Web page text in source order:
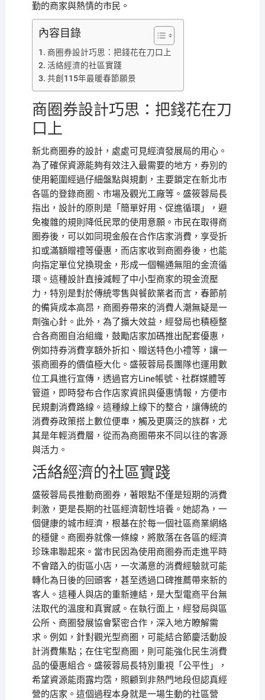
勤的商家與熱情的市民。
內容目錄
商圈券設計巧思：把錢花在刀口上
活絡經濟的社區實踐
共創115年最暖春節願景
商圈券設計巧思：把錢花在刀
口上
新北商圈券的設計，處處可見經濟發展局的用心。
為了確保資源能夠有效注入最需要的地方，券別的
使用範圍經過仔細盤點與規劃，主要鎖定在新北市
各區的登錄商圈、市場及觀光工廠等。盛筱蓉局長
指出，設計的原則是「簡單好用、促進循環」，避
免複雜的規則降低民眾的使用意願。市民在取得商
圈券後，可以如同現金般在合作店家消費，享受折
扣或滿額贈禮等優惠，而店家收到商圈券後，也能
向指定單位兌換現金，形成一個暢通無阻的金流循
環。這種設計直接減輕了中小型商家的現金流壓
力，特別是對於傳統零售與餐飲業者而言，春節前
的備貨成本高昂，商圈券帶來的消費人潮無疑是一
劑強心針。此外，為了擴大效益，經發局也積極整
合各商圈自治組織，鼓勵店家加碼推出配套優惠，
例如持券消費享額外折扣、贈送特色小禮等，讓一
張商圈券的價值極大化。盛筱蓉局長團隊也運用數
位工具進行宣傳，透過官方Line帳號、社群媒體等
管道，即時發布合作店家資訊與優惠情報，方便市
民規劃消費路線。這種線上線下的整合，讓傳統的
消費券政策搭上數位便車，觸及更廣泛的族群，尤
其是年輕消費層，從而為商圈帶來不同以往的客源
與活力。
活絡經濟的社區實踐
盛筱蓉局長推動商圈券，著眼點不僅是短期的消費
刺激，更是長期的社區經濟韌性培養。她認為，一
個健康的城市經濟，根基在於每一個社區商業網絡
的穩健。商圈券就像一條線，將散落在各區的經濟
珍珠串聯起來。當市民因為使用商圈券而走進平時
不會踏入的街區小店，一次滿意的消費經驗就可能
轉化為日後的回頭客，甚至透過口碑推薦帶來新的
客人。這種人與店的重新連結，是大型電商平台無
法取代的溫度和真實感。在執行面上，經發局與區
公所、商圈發展協會緊密合作，深入地方瞭解需
求。例如，針對觀光型商圈，可能結合節慶活動設
計消費集點；在住宅型商圈，則可能強化民生消費
品的優惠組合。盛筱蓉局長特別重視「公平性」，
希望資源能雨露均霑，照顧到非熱門地段但認真經
營的店家。這個過程本身就是一場生動的社區營